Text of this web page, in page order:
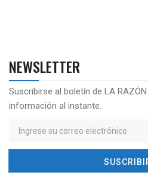
NEWSLETTER
Suscribirse al boletín de LA
información al instante.